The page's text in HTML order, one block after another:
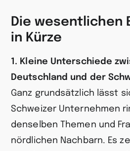
Die wesentlichen
in Kürze
1. Kleine Unterschiede
Deutschland und der
Ganz grundsätzlich lässt
Schweizer Unternehmen
denselben Themen und
nördlichen Nachbarn. Es